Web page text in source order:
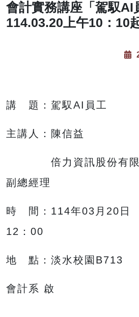
會計實務講座「駕馭AI
114.03.20上午10：10
講 題：駕馭AI員工
主講人：陳信益
倍力資訊股份有限公
副總經理
時 間：114年03月20日
12：00
地 點：淡水校園B713
會計系 啟